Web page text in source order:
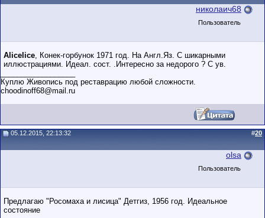
николаич68
Пользователь
Alicelice, Конек-горбунок 1971 год. На Англ.Яз. С шикарными
иллюстрациями. Идеал. сост. .Интересно за недорого ? С ув.
Куплю Живопись под реставрацию любой сложности.
choodinoff68@mail.ru
05.12.2015, 22:13:32 #20
olsa
Пользователь
Предлагаю "Росомаха и лисица" Детгиз, 1956 год. Идеальное
состояние